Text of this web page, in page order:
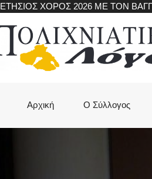
ΕΤΗΣΙΟΣ ΧΟΡΟΣ 2026 ΜΕ ΤΟΝ
navigation
Αρχική Ο Σύλλογος